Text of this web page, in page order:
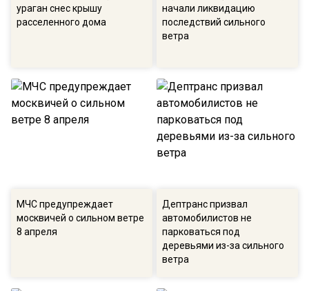
ураган снес крышу
расселенного дома
начали ликвидацию
последствий сильного
ветра
МЧС предупреждает
москвичей о сильном ветре
8 апреля
Дептранс призвал
автомобилистов не
парковаться под
деревьями из-за сильного
ветра